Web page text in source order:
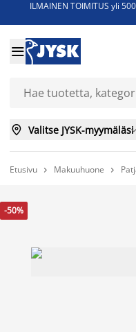
ILMAINEN TOIMITUS yli

 Valitse JYSK-myymäläsi
Etusivu  Makuuhuone 
-50%